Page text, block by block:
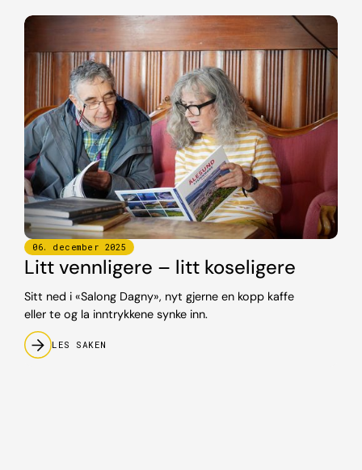
06. december 2025
Litt vennligere – litt koseligere
Sitt ned i «Salong Dagny», nyt gjerne en kopp kaffe
eller te og la inntrykkene synke inn.
LES SAKEN